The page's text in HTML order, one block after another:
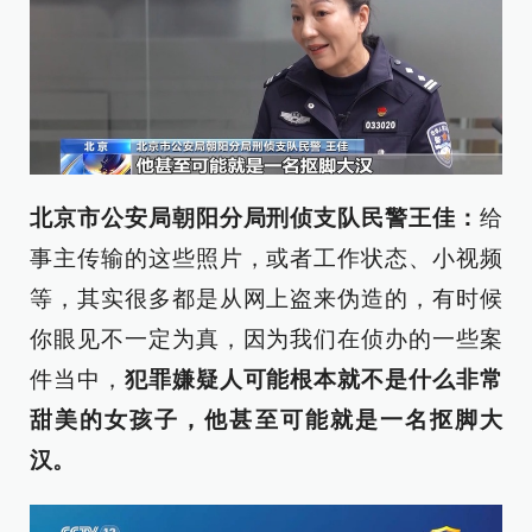
北京市公安局朝阳分局刑侦支队民警王佳： 给
事主传输的这些照片，或者工作状态、小视频
等，其实很多都是从网上盗来伪造的，有时候
你眼见不一定为真，因为我们在侦办的一些案
件当中， 犯罪嫌疑人可能根本就不是什么非常
甜美的女孩子，他甚至可能就是一名抠脚大
汉。